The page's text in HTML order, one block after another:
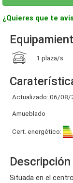
¿Quieres que te
1 plaza/s
Actualizado: 06/08/
Amueblado
Cert. energético:
Descripción
situada en el centro del parque natural de la sierra